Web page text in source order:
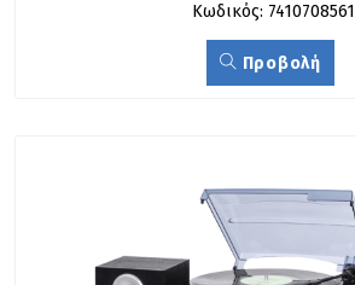
Κωδικός: 7410708561
Προβολή